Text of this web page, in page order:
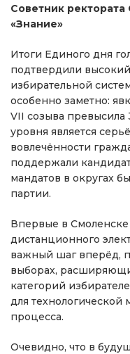
Советник
«Знание»
Итоги Единого дня
подтвердили
избирательной
особенно заметно:
VII созыва превысила
уровня является
вовлечённости
поддержали
мандатов в округах
партии.
Впервые в
дистанционного
важный шаг вперёд,
выборах,
категорий
для
процесса.
Очевидно, что в